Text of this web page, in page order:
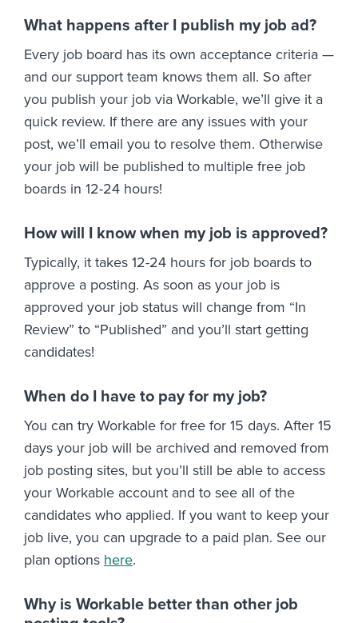
What happens after I publish my job ad?
Every job board has its own acceptance criteria —
and our support team knows them all. So after
you publish your job via Workable, we’ll give it a
quick review. If there are any issues with your
post, we’ll email you to resolve them. Otherwise
your job will be published to multiple free job
boards in 12-24 hours!
How will I know when my job is approved?
Typically, it takes 12-24 hours for job boards to
approve a posting. As soon as your job is
approved your job status will change from “In
Review” to “Published” and you’ll start getting
candidates!
When do I have to pay for my job?
You can try Workable for free for 15 days. After 15
days your job will be archived and removed from
job posting sites, but you’ll still be able to access
your Workable account and to see all of the
candidates who applied. If you want to keep your
job live, you can upgrade to a paid plan. See our
plan options here.
Why is Workable better than other job